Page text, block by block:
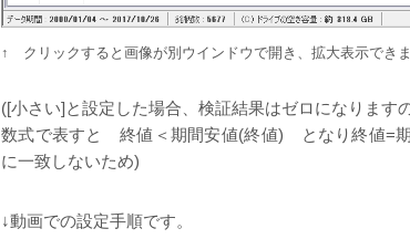
↑ クリックすると画像が別ウインドウで開き、拡大表示でき
([小さい]と設定した場合、検証結果はゼロになります
数式で表すと 終値＜期間安値(終値) となり終値=
に一致しないため)
↓動画での設定手順です。